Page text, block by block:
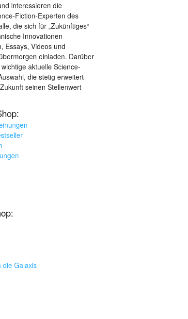
interessieren die
Fiction-Experten des
die sich für „Zukünftiges“
Innovationen
Essays, Videos und
einladen. Darüber
aktuelle Science-
die stetig erweitert
seinen Stellenwert
die Galaxis